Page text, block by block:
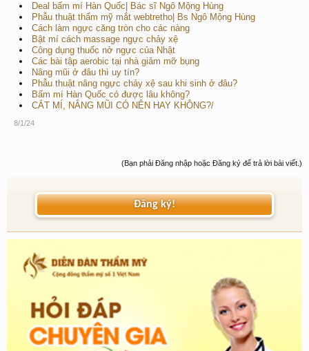
Deal bấm mí Hàn Quốc| Bác sĩ Ngô Mộng Hùng
Phẫu thuật thẩm mỹ mắt webtretho| Bs Ngô Mộng Hùng
Cách làm ngực căng tròn cho các nàng
Bật mí cách massage ngực chảy xệ
Công dụng thuốc nở ngực của Nhật
Các bài tập aerobic tại nhà giảm mỡ bụng
Nâng mũi ở đâu thì uy tín?
Phẫu thuật nâng ngực chảy xệ sau khi sinh ở đâu?
Bấm mí Hàn Quốc có được lâu không?
CẮT MÍ, NÂNG MŨI CÓ NÊN HAY KHÔNG?/
8/1/24
(Bạn phải Đăng nhập hoặc Đăng ký để trả lời bài viết.)
Đăng ký!